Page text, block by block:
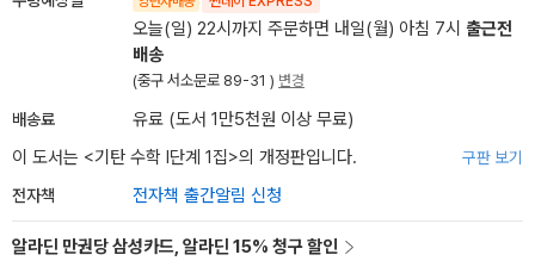
오늘(일) 22시까지 주문하면 내일(월) 아침 7시 출근전
배송
(중구 서소문로 89-31 ) 변경
배송료
유료 (도서 1만5천원 이상 무료)
이 도서는 <기탄 수학 I단계 1집>의 개정판입니다. 구판 보기
전자책 전자책 출간알림 신청
알라딘 만권당 삼성카드, 알라딘 15% 청구 할인